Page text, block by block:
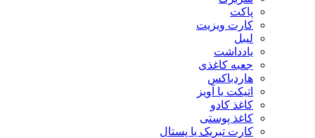
پاکت
کارت ویزیت
لیبل
یادداشت
جعبه کاغذی
هاردباکس
اتیکت یا آویز
کاغذ کادو
کاغذ پوستی
کارت تبریک یا پستال